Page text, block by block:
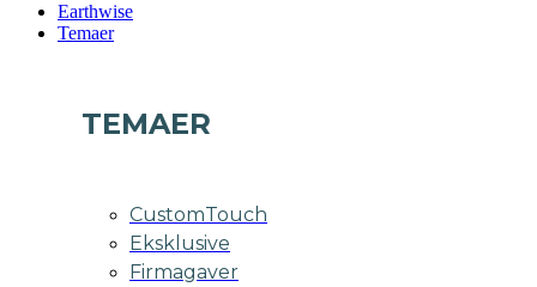
Earthwise
Temaer
TEMAER
CustomTouch
Eksklusive
Firmagaver